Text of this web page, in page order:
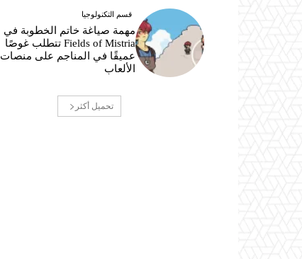
قسم التكنولوجيا
مهمة صياغة خاتم الخطوبة في
Fields of Mistria تتطلب غوصًا
عميقًا في المناجم على منصات
الألعاب
تحميل أكثر